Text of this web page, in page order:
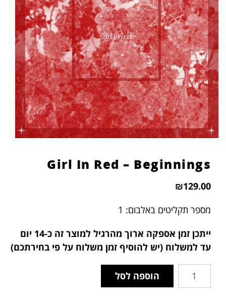
format_underlined הוסף קו תחתון לקישורים
font_download סמן קישורים
לאפס
את
כל
האפשרויות
cached
Girl In Red – Beginnings
₪129.00
מספר תקליטים באלבום: 1
ייתכן זמן אספקה ארוך מהרגיל למוצר זה
כ-14 יום
עד למשלוח (יש להוסיף זמן משלוח על פי בחירתכם)
הוספה לסל